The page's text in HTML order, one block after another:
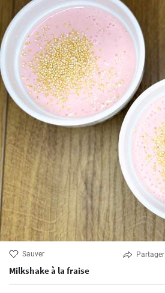
Sauver Partager
Milkshake à la fraise